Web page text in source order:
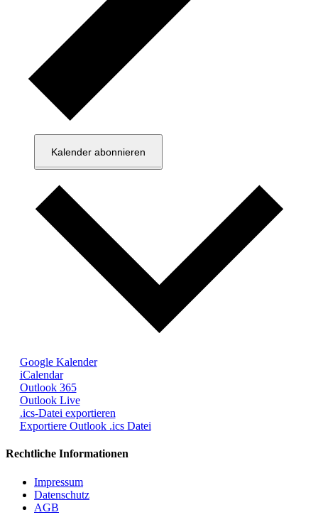
Kalender abonnieren
Google Kalender
iCalendar
Outlook 365
Outlook Live
.ics-Datei exportieren
Exportiere Outlook .ics Datei
Rechtliche Informationen
Impressum
Datenschutz
AGB